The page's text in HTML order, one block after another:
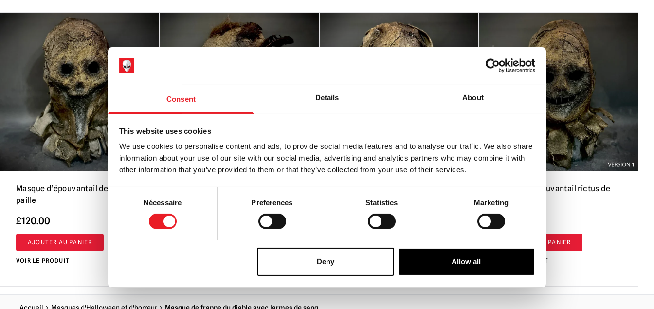
Consent Details About
This website uses cookies
We use cookies to personalise content and ads, to provide social media features and to analyse our traffic. We also share
information about your use of our site with our social media, advertising and analytics partners who may combine it with
other information that you’ve provided to them or that they’ve collected from your use of their services.
Nécessaire Preferences Statistics Marketing
Deny Allow all
Masque d'épouvantail de goule de
paille
£120.00
AJOUTER AU PANIER
VOIR LE PRODUIT
Masque d'épouvantail Roi
Corbeau
£
AJOUTER AU PANIER
Masque d'épouvantail charognard
120.00
Masque d'épouvantail rictus de
paille
120.00
AJOUTER AU PANIER
VOIR LE PRODUIT
Accueil Masques d'Halloween et d'horreur Masque de frappe du diable avec larmes de sang